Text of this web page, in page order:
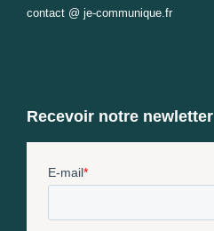
contact @ je-communique.fr
Recevoir notre newletter